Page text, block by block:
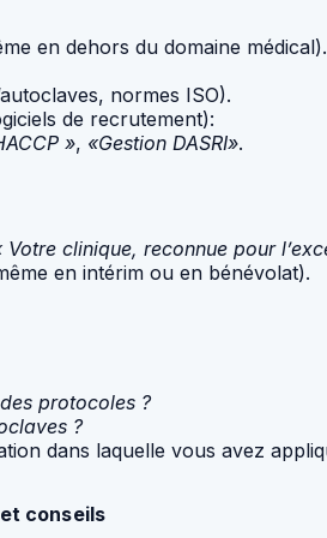
en dehors du domaine médical).
normes ISO).
de recrutement):
», «Gestion DASRI».
Votre clinique, reconnue pour
en intérim ou en bénévolat).
protocoles ?
?
dans laquelle vous avez
conseils